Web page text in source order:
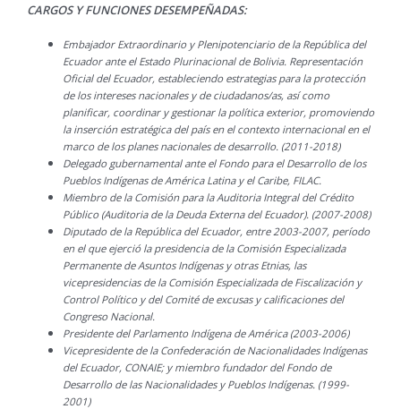
CARGOS Y FUNCIONES DESEMPEÑADAS:
Embajador Extraordinario y Plenipotenciario de la República del
Ecuador ante el Estado Plurinacional de Bolivia. Representación
Oficial del Ecuador, estableciendo estrategias para la protección
de los intereses nacionales y de ciudadanos/as, así como
planificar, coordinar y gestionar la política exterior, promoviendo
la inserción estratégica del país en el contexto internacional en el
marco de los planes nacionales de desarrollo. (2011-2018)
Delegado gubernamental ante el Fondo para el Desarrollo de los
Pueblos Indígenas de América Latina y el Caribe, FILAC.
Miembro de la Comisión para la Auditoria Integral del Crédito
Público (Auditoria de la Deuda Externa del Ecuador). (2007-2008)
Diputado de la República del Ecuador, entre 2003-2007, período
en el que ejerció la presidencia de la Comisión Especializada
Permanente de Asuntos Indígenas y otras Etnias, las
vicepresidencias de la Comisión Especializada de Fiscalización y
Control Político y del Comité de excusas y calificaciones del
Congreso Nacional.
Presidente del Parlamento Indígena de América (2003-2006)
Vicepresidente de la Confederación de Nacionalidades Indígenas
del Ecuador, CONAIE; y miembro fundador del Fondo de
Desarrollo de las Nacionalidades y Pueblos Indígenas. (1999-
2001)